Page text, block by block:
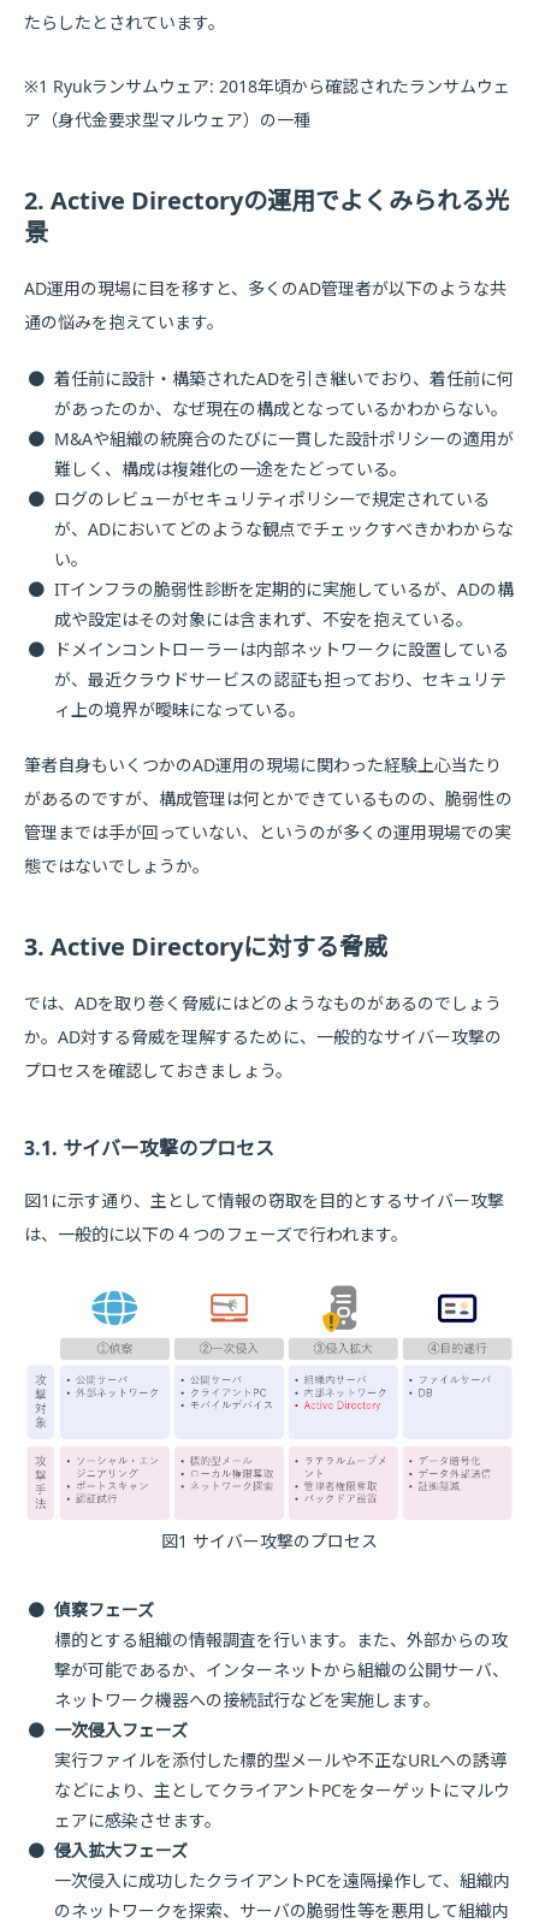
たらしたとされています。
※1 Ryukランサムウェア: 2018年頃から確認されたランサムウェ
ア（身代金要求型マルウェア）の一種
2. Active Directoryの運用でよくみられる光
景
AD運用の現場に目を移すと、多くのAD管理者が以下のような共
通の悩みを抱えています。
● 着任前に設計・構築されたADを引き継いでおり、着任前に何
があったのか、なぜ現在の構成となっているかわからない。
● M&Aや組織の統廃合のたびに一貫した設計ポリシーの適用が
難しく、構成は複雑化の一途をたどっている。
● ログのレビューがセキュリティポリシーで規定されている
が、ADにおいてどのような観点でチェックすべきかわからな
い。
● ITインフラの脆弱性診断を定期的に実施しているが、ADの構
成や設定はその対象には含まれず、不安を抱えている。
●
ドメインコントローラーは内部ネットワークに設置している
が、最近クラウドサービスの認証も担っており、セキュリテ
ィ上の境界が曖昧になっている。
筆者自身もいくつかのAD運用の現場に関わった経験上心当たり
があるのですが、構成管理は何とかできているものの、脆弱性の
管理までは手が回っていない、というのが多くの運用現場での実
態ではないでしょうか。
3. Active Directoryに対する脅威
では、ADを取り巻く脅威にはどのようなものがあるのでしょう
か。AD対する脅威を理解するために、一般的なサイバー攻撃の
プロセスを確認しておきましょう。
3.1. サイバー攻撃のプロセス
図1に示す通り、主として情報の窃取を目的とするサイバー攻撃
は、一般的に以下の４つのフェーズで行われます。
図1 サイバー攻撃のプロセス
● 偵察フェーズ
標的とする組織の情報調査を行います。また、外部からの攻
撃が可能であるか、インターネットから組織の公開サーバ、
ネットワーク機器への接続試行などを実施します。
● 一次侵入フェーズ
実行ファイルを添付した標的型メールや不正なURLへの誘導
などにより、主としてクライアントPCをターゲットにマルウ
ェアに感染させます。
● 侵入拡大フェーズ
一次侵入に成功したクライアントPCを遠隔操作して、組織内
のネットワークを探索、サーバの脆弱性等を悪用して組織内